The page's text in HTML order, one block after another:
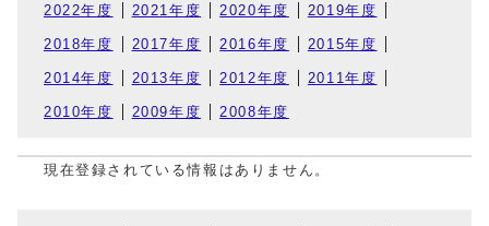
2022年度 2021年度 2020年度 2019年度
2018年度 2017年度 2016年度 2015年度
2014年度 2013年度 2012年度 2011年度
2010年度 2009年度 2008年度
現在登録されている情報はありません。